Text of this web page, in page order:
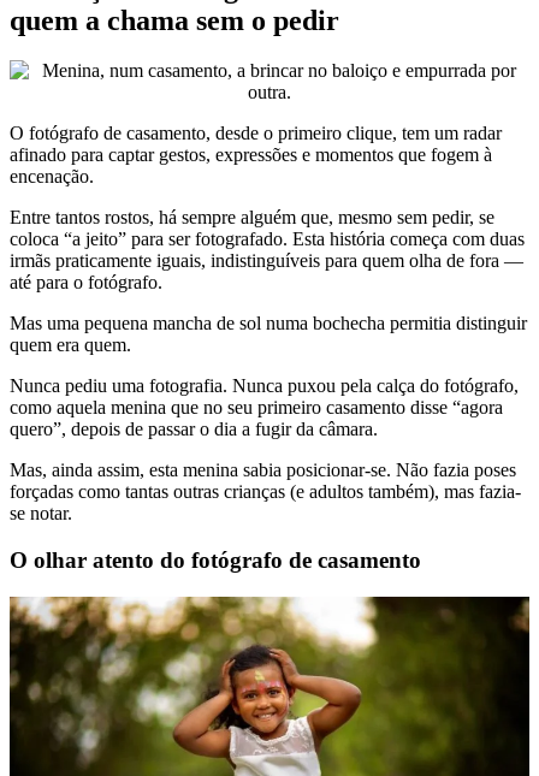
quem a chama sem o pedir
O fotógrafo de casamento, desde o primeiro clique, tem um radar
afinado para captar gestos, expressões e momentos que fogem à
encenação.
Entre tantos rostos, há sempre alguém que, mesmo sem pedir, se
coloca “a jeito” para ser fotografado. Esta história começa com duas
irmãs praticamente iguais, indistinguíveis para quem olha de fora —
até para o fotógrafo.
Mas uma pequena mancha de sol numa bochecha permitia distinguir
quem era quem.
Nunca pediu uma fotografia. Nunca puxou pela calça do fotógrafo,
como aquela menina que no seu primeiro casamento disse “agora
quero”, depois de passar o dia a fugir da câmara.
Mas, ainda assim, esta menina sabia posicionar-se. Não fazia poses
forçadas como tantas outras crianças (e adultos também), mas fazia-
se notar.
O olhar atento do fotógrafo de casamento